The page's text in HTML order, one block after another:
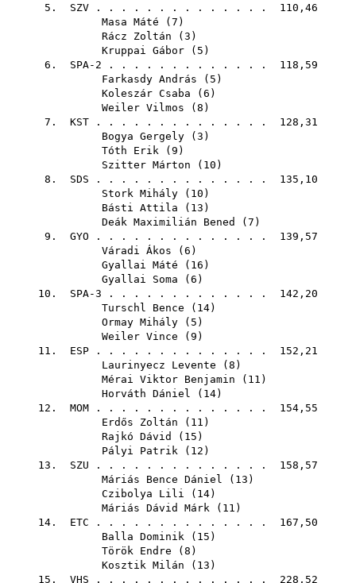
5. SZV . . . . . . . . . . . . . . 110,46
Masa Máté ( 7 )
Rácz Zoltán ( 3 )
Kruppai Gábor ( 5 )
6. SPA-2 . . . . . . . . . . . . . 118,59
Farkasdy András ( 5 )
Koleszár Csaba ( 6 )
Weiler Vilmos ( 8 )
7. KST . . . . . . . . . . . . . . 128,31
Bogya Gergely ( 3 )
Tóth Erik ( 9 )
Szitter Márton ( 10 )
8. SDS . . . . . . . . . . . . . . 135,10
Stork Mihály ( 10 )
Básti Attila ( 13 )
Deák Maximilián Bened
( 7 )
9. GYO . . . . . . . . . . . . . . 139,57
Váradi Ákos ( 6 )
Gyallai Máté ( 16 )
Gyallai Soma ( 6 )
10. SPA-3 . . . . . . . . . . . . . 142,20
Turschl Bence ( 14)
Ormay Mihály ( 5 )
Weiler Vince ( 9 )
11. ESP . . . . . . . . . . . . . . 152,21
Laurinyecz Levente ( 8 )
Mérai Viktor Benjamin ( 11 )
Horváth Dániel ( 14)
12. MOM . . . . . . . . . . . . . . 154,55
Erdős Zoltán ( 11 )
Rajkó Dávid
( 15 )
Pályi Patrik ( 12 )
13. SZU . . . . . . . . . . . . . . 158,57
Máriás Bence Dániel ( 13 )
Czibolya Lili ( 14)
Máriás Dávid Márk ( 11 )
14. ETC . . . . . . . . . . . . . . 167,50
Balla Dominik ( 15 )
Török Endre ( 8 )
Kosztik Milán ( 13 )
15. VHS . . . . . . . . . . . . . . 228,52